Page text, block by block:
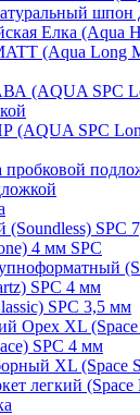
шпон
Елка (Aqua
(Aqua Long
(AQUA SPC
(AQUA SPC
пробковой
SPC
4 мм SPC
SPC 4 мм
SPC 3,5 мм
Орех XL
SPC 4 мм
XL (Space
легкий